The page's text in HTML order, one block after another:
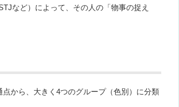
など）によって、その人の「物事の捉え
から、大きく4つのグループ（色別）に分類